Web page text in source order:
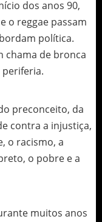
dos anos 90,
o reggae passam
política.
chama de bronca
periferia.
preconceito, da
contra a injustiça,
o racismo, a
o pobre e a
muitos anos